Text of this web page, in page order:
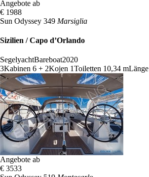
Angebote ab
€ 1988
Sun Odyssey 349 Marsiglia
Sizilien / Capo d’Orlando
SegelyachtBareboat2020
3Kabinen 6 + 2Kojen 1Toiletten 10,34 mLänge
Angebote ab
€ 3533